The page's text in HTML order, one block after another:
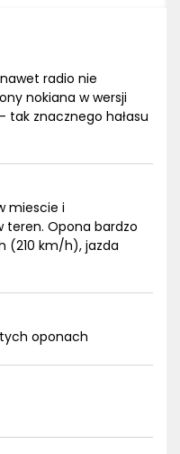
radio nie
nokiana w wersji
tak znacznego hałasu
miescie i
Opona bardzo
(210 km/h), jazda
oponach